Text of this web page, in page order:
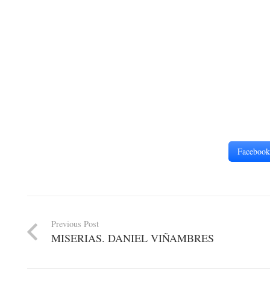
Facebook
Previous Post
MISERIAS. DANIEL VIÑAMBRES